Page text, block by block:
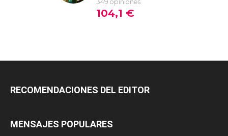
RECOMENDACIONES DEL EDITOR
MENSAJES POPULARES